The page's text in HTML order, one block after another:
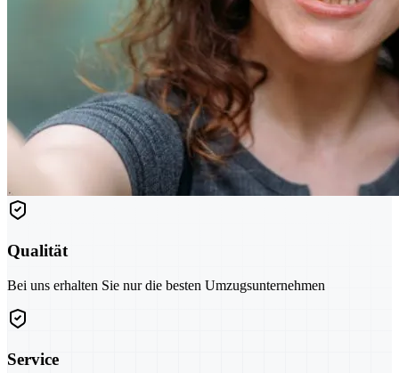
Qualität
Bei uns erhalten Sie nur die besten Umzugsunternehmen
Service